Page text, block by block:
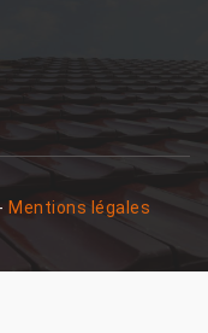
Mentions légales